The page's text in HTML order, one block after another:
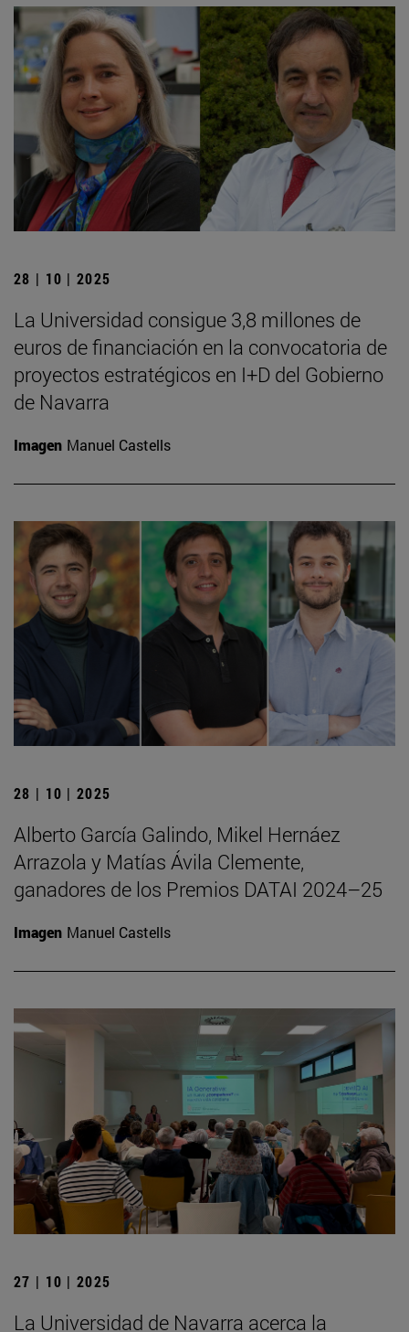
28 | 10 | 2025
La Universidad consigue 3,8 millones de
euros de financiación en la convocatoria de
proyectos estratégicos en I+D del Gobierno
de Navarra
Imagen Manuel Castells
28 | 10 | 2025
Alberto García Galindo, Mikel Hernáez
Arrazola y Matías Ávila Clemente,
ganadores de los Premios DATAI 2024–25
Imagen Manuel Castells
27 | 10 | 2025
La Universidad de Navarra acerca la